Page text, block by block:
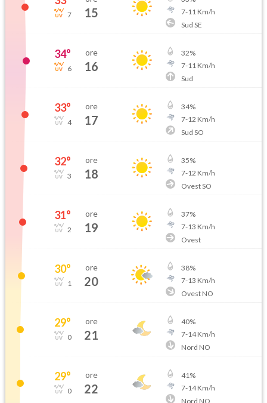
7 15
7-11Km/h
Sud SE
34°
6
ore
16
32%
7-11Km/h
Sud
33°
4
ore
17
34%
7-12 Km/h
Sud SO
32°
3
ore
18
35%
7-12 Km/h
Ovest SO
31°
2
ore
19
37%
7-13 Km/h
Ovest
30°
1
ore
20
38%
7-13 Km/h
Ovest NO
29°
0
ore
21
40%
7-14Km/h
Nord NO
29°
0
ore
22
41%
7-14Km/h
Nord NO